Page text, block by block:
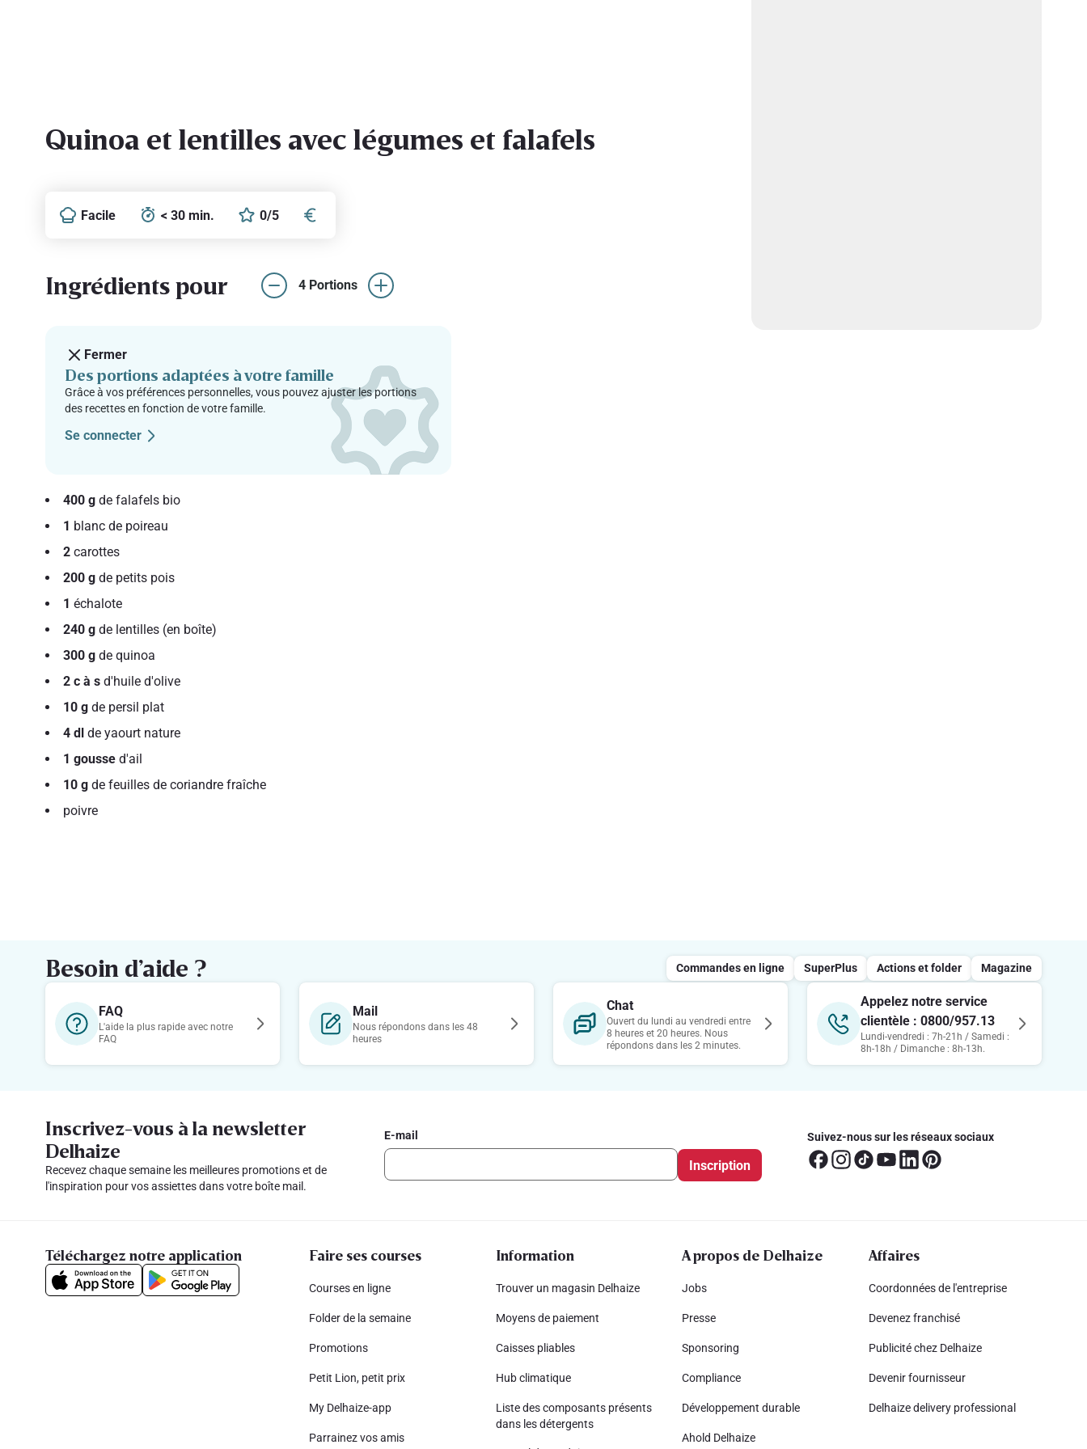
Quinoa et lentilles avec légumes et falafels
Facile < 30 min. 0/5
Ingrédients pour 4 Portions
Fermer
Des portions adaptées à votre famille
Grâce à vos préférences personnelles, vous pouvez ajuster les portions
des recettes en fonction de votre famille.
Se connecter
400 g de falafels bio
1 blanc de poireau
2carottes
200 g de petits pois
1échalote
240 g de lentilles (en boîte)
300 g de quinoa
2 c à s d'huile d'olive
10 g de persil plat
4 dl de yaourt nature
1 gousse d'ail
10 g de feuilles de coriandre fraîche
poivre
Besoin d’aide ? Commandes en ligne SuperPlus Actions et folder Magazine
FAQ
L'aide la plus rapide avec notre
FAQ
Mail
Nous répondons dans les 48
heures
Chat
Ouvert du lundi au vendredi entre
8 heures et 20 heures. Nous
répondons dans les 2 minutes.
Appelez notre service
clientèle : 0800/957.13
Lundi-vendredi : 7h-21h / Samedi :
8h-18h / Dimanche : 8h-13h.
Inscrivez-vous à la newsletter
Delhaize
Recevez chaque semaine les meilleures promotions et de
l'inspiration pour vos assiettes dans votre boîte mail.
E-mail
Inscription
Suivez-nous sur les réseaux sociaux
Téléchargez notre application Faire ses courses
Courses en ligne
Folder de la semaine
Promotions
Petit Lion, petit prix
My Delhaize-app
Parrainez vos amis
Information
Trouver un magasin Delhaize
Moyens de paiement
Caisses pliables
Hub climatique
Liste des composants présents
dans les détergents
A propos de Delhaize
Jobs
Presse
Sponsoring
Compliance
Développement durable
Ahold Delhaize
Affaires
Coordonnées de l'entreprise
Devenez franchisé
Publicité chez Delhaize
Devenir fournisseur
Delhaize delivery professional